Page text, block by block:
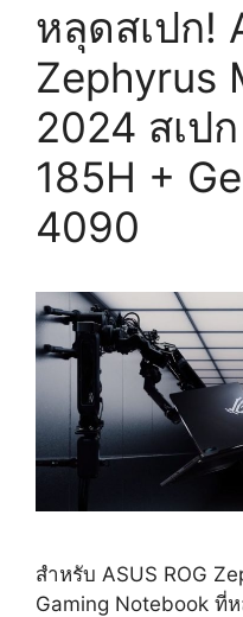
หลุดสเปก!
Zephyrus
2024 สเป
185H +
4090
สำหรับ ASUS ROG
Gaming Notebook ที่